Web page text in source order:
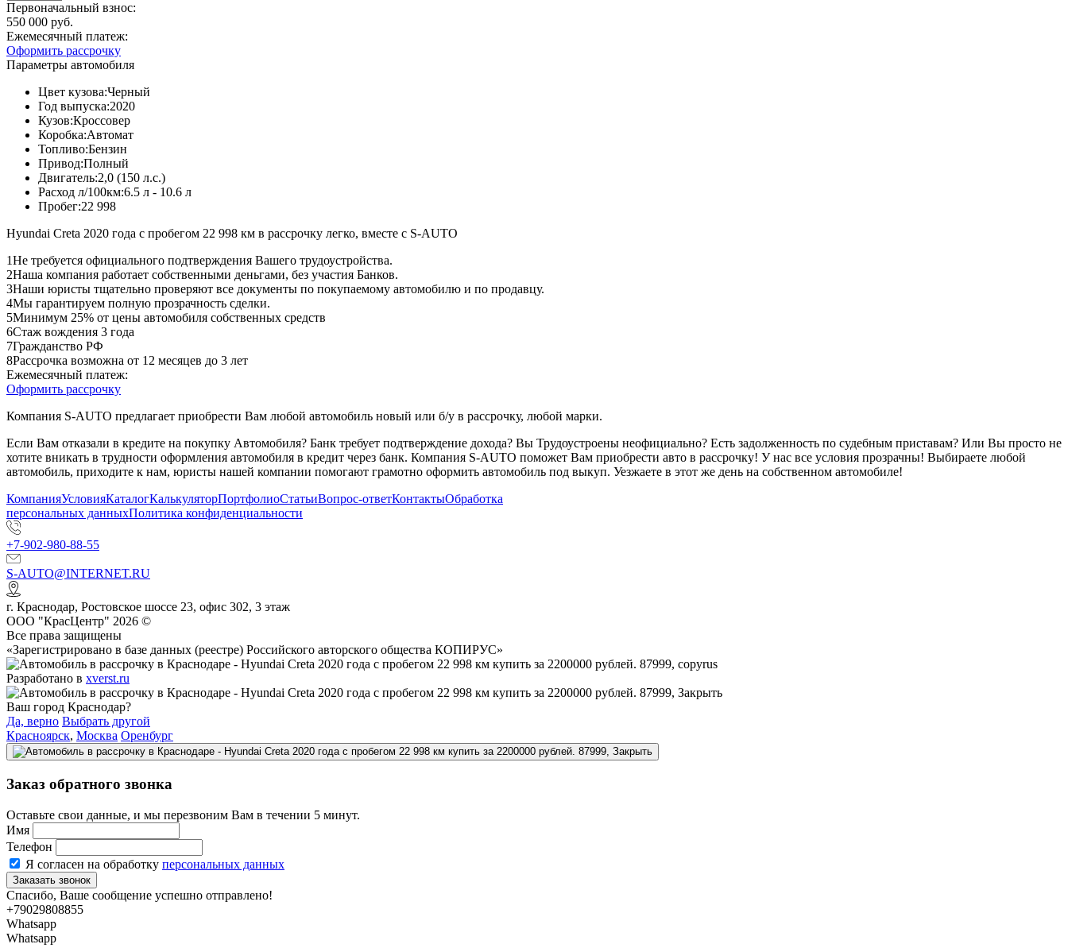
Первоначальный взнос:
550 000 руб.
Ежемесячный платеж:
Оформить рассрочку
Параметры автомобиля
Цвет кузова:Черный
Год выпуска:2020
Кузов:Кроссовер
Коробка:Автомат
Топливо:Бензин
Привод:Полный
Двигатель:2,0 (150 л.с.)
Расход л/100км:6.5 л - 10.6 л
Пробег:22 998
Hyundai Creta 2020 года с пробегом 22 998 км в рассрочку легко, вместе с S-AUTO
1Не требуется официального подтверждения Вашего трудоустройства.
2Наша компания работает собственными деньгами, без участия Банков.
3Наши юристы тщательно проверяют все документы по покупаемому автомобилю и по продавцу.
4Мы гарантируем полную прозрачность сделки.
5Минимум 25% от цены автомобиля собственных средств
6Стаж вождения 3 года
7Гражданство РФ
8Рассрочка возможна от 12 месяцев до 3 лет
Ежемесячный платеж:
Оформить рассрочку
Компания S-AUTO предлагает приобрести Вам любой автомобиль новый или б/у в рассрочку, любой марки.
Если Вам отказали в кредите на покупку Автомобиля? Банк требует подтверждение дохода? Вы Трудоустроены неофициально? Есть задолженность по судебным приставам? Или Вы просто не
хотите вникать в трудности оформления автомобиля в кредит через банк. Компания S-AUTO поможет Вам приобрести авто в рассрочку! У нас все условия прозрачны! Выбираете любой
автомобиль, приходите к нам, юристы нашей компании помогают грамотно оформить автомобиль под выкуп. Уезжаете в этот же день на собственном автомобиле!
КомпанияУсловияКаталогКалькуляторПортфолиоСтатьиВопрос-ответКонтактыОбработка
персональных данныхПолитика конфиденциальности
+7-902-980-88-55
S-AUTO@INTERNET.RU
г. Краснодар, Ростовское шоссе 23, офис 302, 3 этаж
ООО "КрасЦентр" 2026 ©
Все права защищены
«Зарегистрировано в базе данных (реестре) Российского авторского общества КОПИРУС»
Разработано в xverst.ru
Ваш город Краснодар?
Да, верно Выбрать другой
Красноярск, Москва Оренбург
Заказ обратного звонка
Оставьте свои данные, и мы перезвоним Вам в течении 5 минут.
Имя
Телефон
Я согласен на обработку персональных данных
Спасибо, Ваше сообщение успешно отправлено!
+79029808855
Whatsapp
Whatsapp